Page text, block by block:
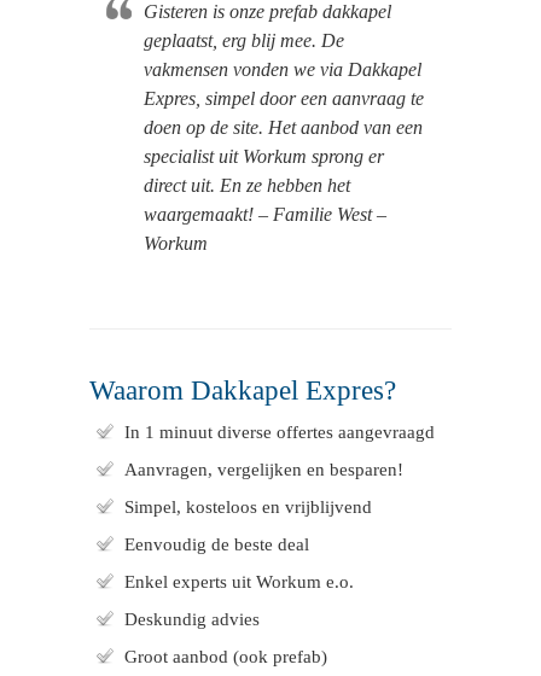
Gisteren is onze prefab dakkapel
geplaatst, erg blij mee. De
vakmensen vonden we via Dakkapel
Expres, simpel door een aanvraag te
doen op de site. Het aanbod van een
specialist uit Workum sprong er
direct uit. En ze hebben het
waargemaakt! – Familie West –
Workum
Waarom Dakkapel Expres?
In 1 minuut diverse offertes aangevraagd
Aanvragen, vergelijken en besparen!
Simpel, kosteloos en vrijblijvend
Eenvoudig de beste deal
Enkel experts uit Workum e.o.
Deskundig advies
Groot aanbod (ook prefab)